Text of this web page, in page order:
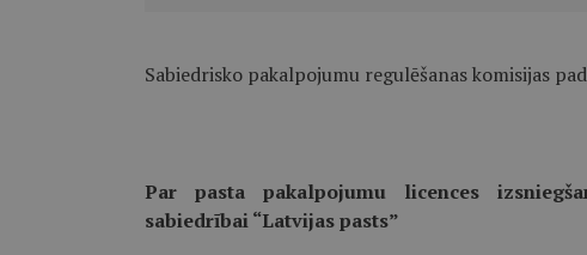
Sabiedrisko pakalpojumu regulēšanas komisijas
Par pasta pakalpojumu licences
sabiedrībai “Latvijas pasts”